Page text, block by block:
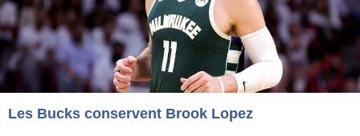
Les Bucks conservent Brook Lopez